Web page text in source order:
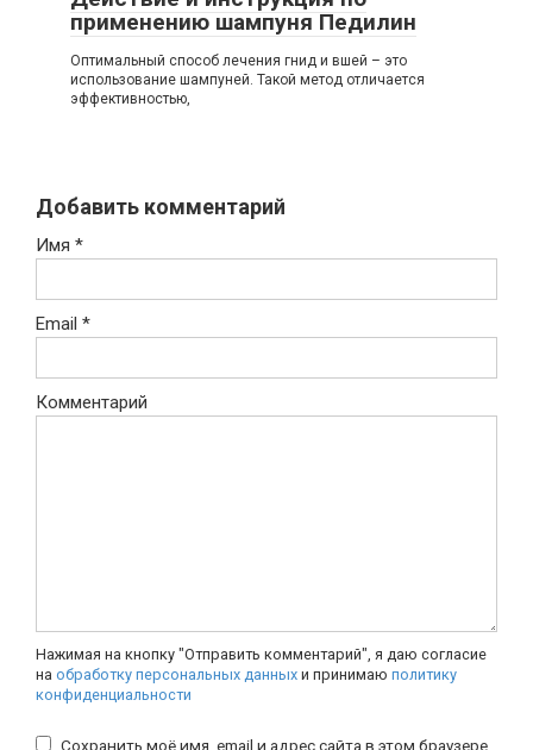
применению шампуня Педилин
Оптимальный способ лечения гнид и вшей – это
использование шампуней. Такой метод отличается
эффективностью,
Добавить комментарий
Имя *
Email *
Комментарий
Нажимая на кнопку "Отправить комментарий", я даю согласие
на обработку персональных данных и принимаю политику
конфиденциальности
Сохранить моё имя, email и адрес сайта в этом браузере